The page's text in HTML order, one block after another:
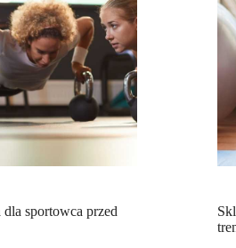
sportowca przed